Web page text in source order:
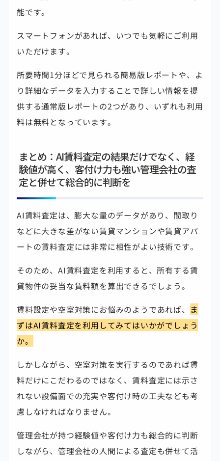
能です。
スマートフォンがあれば、いつでも気軽にご利用
いただけます。
所要時間1分ほどで見られる簡易版レポートや、よ
り詳細なデータを入力することで詳しい情報を提
供する通常版レポートの2つがあり、いずれも利用
料は無料となっています。
まとめ：AI賃料査定の結果だけでなく、経
験値が高く、客付け力も強い管理会社の査
定と併せて総合的に判断を
AI賃料査定は、膨大な量のデータがあり、間取り
などに大きな差がない賃貸マンションや賃貸アパ
ートの賃料査定には非常に相性がよい技術です。
そのため、AI賃料査定を利用すると、所有する賃
貸物件の妥当な賃料額を算出できるでしょう。
賃料設定や空室対策にお悩みのようであれば、 ま
ずはAI賃料査定を利用してみてはいかがでしょう
か。
しかしながら、空室対策を実行するのであれば賃
料だけにこだわるのではなく、賃料査定には示さ
れない設備面での充実や客付け時の工夫なども考
慮しなければなりません。
管理会社が持つ経験値や客付け力も総合的に判断
しながら、管理会社の人間による査定も併せて活